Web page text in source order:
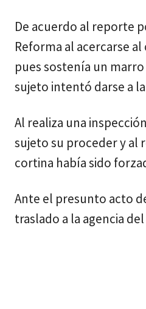
De acuerdo al reporte
Reforma al acercarse
pues sostenía un
sujeto intentó darse a
Al realiza una
sujeto su proceder y al
cortina había sido
Ante el presunto acto
traslado a la agencia